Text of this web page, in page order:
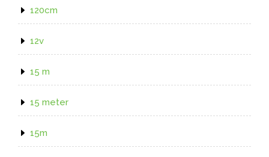
120cm
12v
15 m
15 meter
15m